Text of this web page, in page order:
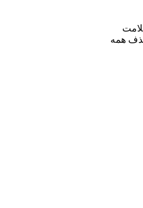
همه